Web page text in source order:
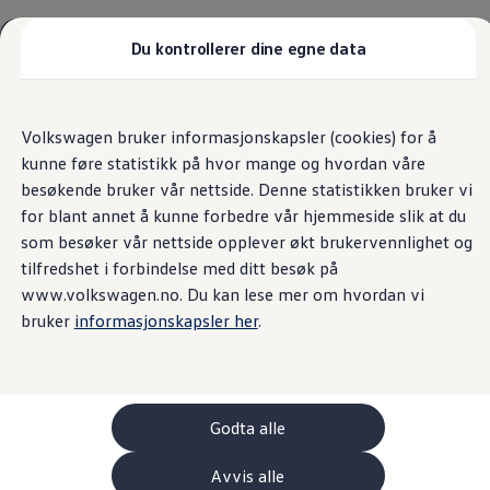
Du kontrollerer dine egne data
Volkswagen bruker informasjonskapsler (cookies) for å
kunne føre statistikk på hvor mange og hvordan våre
besøkende bruker vår nettside. Denne statistikken bruker vi
for blant annet å kunne forbedre vår hjemmeside slik at du
som besøker vår nettside opplever økt brukervennlighet og
tilfredshet i forbindelse med ditt besøk på
www.volkswagen.no. Du kan lese mer om hvordan vi
bruker informasjonskapsler her.
Godta alle
Avvis alle
hovedinnhold
til
footer
Tilbehør
ID. Buzz GTX Lang Varebil
Kampanjer
ID. Polo
ID.3
ID.3 Neo
ID.4
ID.7 Tourer
Våre varebiler
Prislister
Kampanjer
ID. Buzz Cargo
Lastsikring
Billån
Bilforsikring
Varebiler med firehjulstrekk
Proff leasing
16 modell(er)
Filtrer ditt søk
Nyhet Kampanje